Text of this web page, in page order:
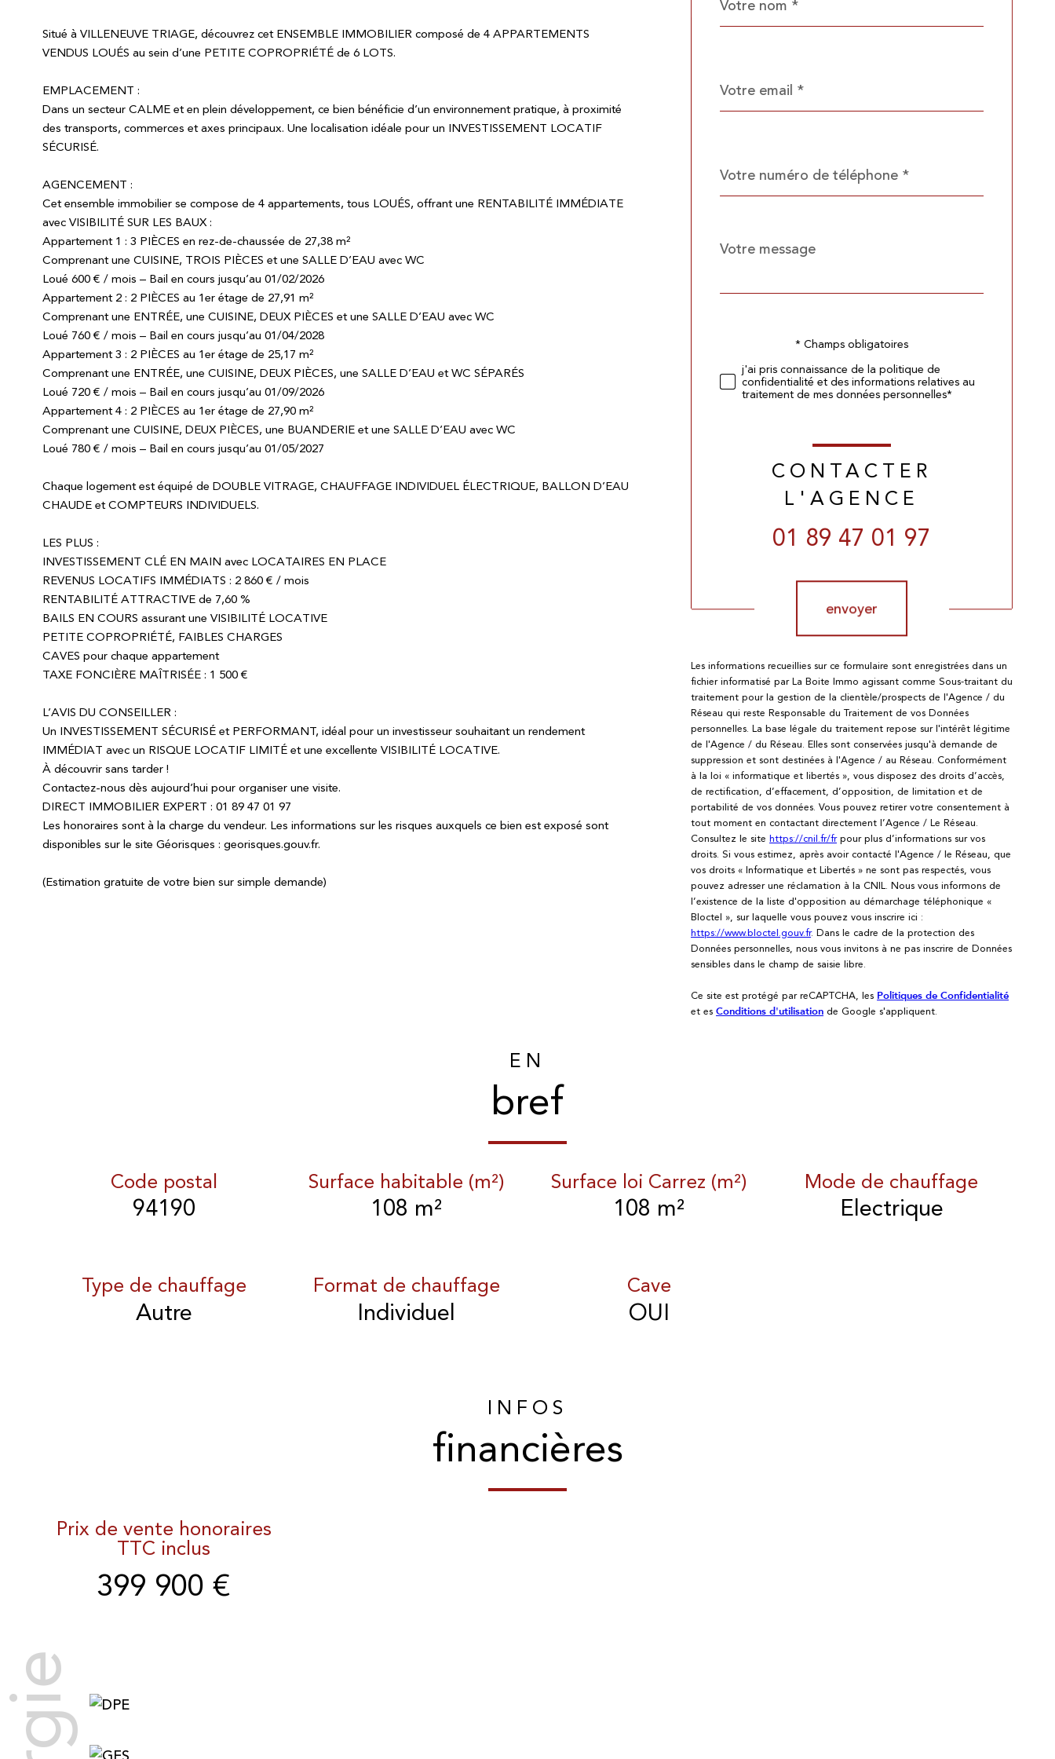
Situé à VILLENEUVE TRIAGE, découvrez cet ENSEMBLE IMMOBILIER composé de 4 APPARTEMENTS
VENDUS LOUÉS au sein d’une PETITE COPROPRIÉTÉ de 6 LOTS.
EMPLACEMENT :
Dans un secteur CALME et en plein développement, ce bien bénéficie d’un environnement pratique, à proximité
des transports, commerces et axes principaux. Une localisation idéale pour un INVESTISSEMENT LOCATIF
SÉCURISÉ.
AGENCEMENT :
Cet ensemble immobilier se compose de 4 appartements, tous LOUÉS, offrant une RENTABILITÉ IMMÉDIATE
avec VISIBILITÉ SUR LES BAUX :
Appartement 1 : 3 PIÈCES en rez-de-chaussée de 27,38 m²
Comprenant une CUISINE, TROIS PIÈCES et une SALLE D’EAU avec WC
Loué 600 € / mois – Bail en cours jusqu’au 01/02/2026
Appartement 2 : 2 PIÈCES au 1er étage de 27,91 m²
Comprenant une ENTRÉE, une CUISINE, DEUX PIÈCES et une SALLE D’EAU avec WC
Loué 760 € / mois – Bail en cours jusqu’au 01/04/2028
Appartement 3 : 2 PIÈCES au 1er étage de 25,17 m²
Comprenant une ENTRÉE, une CUISINE, DEUX PIÈCES, une SALLE D’EAU et WC SÉPARÉS
Loué 720 € / mois – Bail en cours jusqu’au 01/09/2026
Appartement 4 : 2 PIÈCES au 1er étage de 27,90 m²
Comprenant une CUISINE, DEUX PIÈCES, une BUANDERIE et une SALLE D’EAU avec WC
Loué 780 € / mois – Bail en cours jusqu’au 01/05/2027
Chaque logement est équipé de DOUBLE VITRAGE, CHAUFFAGE INDIVIDUEL ÉLECTRIQUE, BALLON D’EAU
CHAUDE et COMPTEURS INDIVIDUELS.
LES PLUS :
INVESTISSEMENT CLÉ EN MAIN avec LOCATAIRES EN PLACE
REVENUS LOCATIFS IMMÉDIATS : 2 860 € / mois
RENTABILITÉ ATTRACTIVE de 7,60 %
BAILS EN COURS assurant une VISIBILITÉ LOCATIVE
PETITE COPROPRIÉTÉ, FAIBLES CHARGES
CAVES pour chaque appartement
TAXE FONCIÈRE MAÎTRISÉE : 1 500 €
L’AVIS DU CONSEILLER :
Un INVESTISSEMENT SÉCURISÉ et PERFORMANT, idéal pour un investisseur souhaitant un rendement
IMMÉDIAT avec un RISQUE LOCATIF LIMITÉ et une excellente VISIBILITÉ LOCATIVE.
À découvrir sans tarder !
Contactez-nous dès aujourd’hui pour organiser une visite.
DIRECT IMMOBILIER EXPERT : 01 89 47 01 97
Les honoraires sont à la charge du vendeur. Les informations sur les risques auxquels ce bien est exposé sont
disponibles sur le site Géorisques : georisques.gouv.fr.
(Estimation gratuite de votre bien sur simple demande)
par
*
*
*
Fieldset
défaut
Message
*
Validation* Champs obligatoires
j'ai pris connaissance de la politique de
confidentialité et des informations relatives au
traitement de mes données personnelles*
CONTACTER
L'AGENCE
01 89 47 01 97
envoyer
Les informations recueillies sur ce formulaire sont enregistrées dans un
fichier informatisé par La Boite Immo agissant comme Sous-traitant du
traitement pour la gestion de la clientèle/prospects de l'Agence / du
Réseau qui reste Responsable du Traitement de vos Données
personnelles. La base légale du traitement repose sur l'intérêt légitime
de l'Agence / du Réseau. Elles sont conservées jusqu'à demande de
suppression et sont destinées à l'Agence / au Réseau. Conformément
à la loi « informatique et libertés », vous disposez des droits d’accès,
de rectification, d’effacement, d’opposition, de limitation et de
portabilité de vos données. Vous pouvez retirer votre consentement à
tout moment en contactant directement l’Agence / Le Réseau.
Consultez le site https://cnil.fr/frpour plus d’informations sur vos
droits. Si vous estimez, après avoir contacté l'Agence / le Réseau, que
vos droits « Informatique et Libertés » ne sont pas respectés, vous
pouvez adresser une réclamation à la CNIL. Nous vous informons de
l’existence de la liste d'opposition au démarchage téléphonique «
Bloctel », sur laquelle vous pouvez vous inscrire ici :
https://www.bloctel.gouv.fr. Dans le cadre de la protection des
Données personnelles, nous vous invitons à ne pas inscrire de Données
sensibles dans le champ de saisie libre.
Ce site est protégé par reCAPTCHA, les Politiques de Confidentialité
et es Conditions d'utilisation de Google s'appliquent.
EN
bref
Code postal
94190
Surface habitable (m²)
108 m²
Surface loi Carrez (m²)
108 m²
Mode de chauffage
Electrique
Type de chauffage
Autre
Format de chauffage
Individuel
Cave
OUI
INFOS
financières
Prix de vente honoraires
TTC inclus
399 900 €